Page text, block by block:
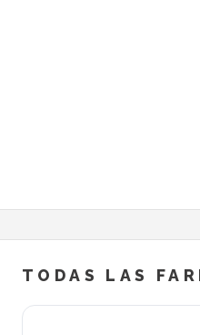
TODAS LAS